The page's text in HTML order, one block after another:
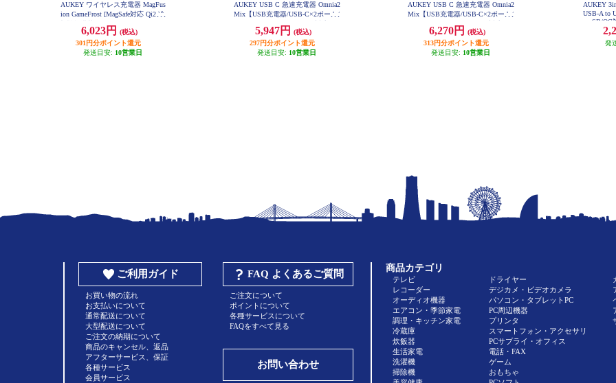
AUKEY ワイヤレス充電器 MagFus
ion GameFrost [MagSafe対応 Qi2 冷
Y
6,023円
(税込)
301円分ポイント還元
発送目安: 10営業日
AUKEY USB C 急速充電器 Omnia2
Mix【USB充電器/USB-C×2ポート/
ワイト】 PA-B7T-WT
5,947円
(税込)
297円分ポイント還元
発送目安: 10営業日
AUKEY USB C 急速充電器 Omnia2
Mix【USB充電器/USB-C×2ポート/
ラック】 PA-B7T-BK
6,270円
(税込)
313円分ポイント還元
発送目安: 10営業日
AUKEY
USB-A to
SB/QC
発
ご利用ガイド
お買い物の流れ
お支払いについて
通常配送について
大型配送について
ご注文の納期について
商品のキャンセル、返品
アフターサービス、保証
各種サービス
会員サービス
FAQ よくあるご質問
ご注文について
ポイントについて
各種サービスについて
FAQをすべて見る
お問い合わせ
商品カテゴリ
テレビ
レコーダー
オーディオ機器
エアコン・季節家電
調理・キッチン家電
冷蔵庫
炊飯器
生活家電
洗濯機
掃除機
ドライヤー
デジカメ・ビデオカメラ
パソコン・タブレットPC
PC周辺機器
プリンタ
スマートフォン・アクセサリ
PCサプライ・オフィス
電話・FAX
ゲーム
おもちゃ